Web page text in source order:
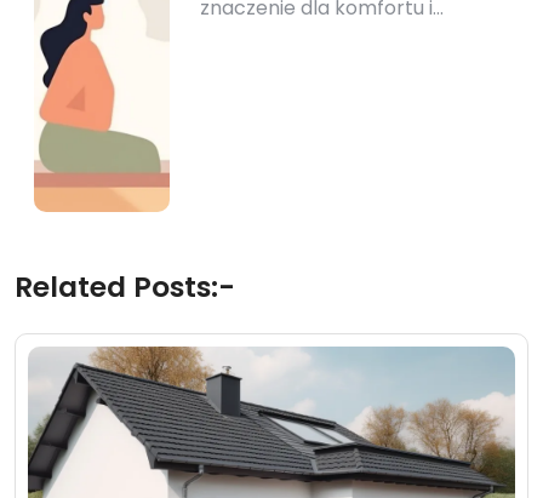
znaczenie dla komfortu i…
Related Posts:-